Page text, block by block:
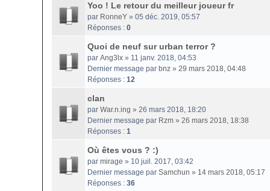
Yoo ! Le retour du meilleur joueur fr
par RonneY » 05 déc. 2019, 05:57
Réponses : 0
Quoi de neuf sur urban terror ?
par Ang3lx » 11 janv. 2018, 04:53
Dernier message par bnz » 29 mars 2018, 04:48
Réponses : 12
clan
par War.n.ing » 26 mars 2018, 18:20
Dernier message par Rzm » 26 mars 2018, 18:38
Réponses : 1
Où êtes vous ? :)
par mirage » 10 juil. 2017, 03:42
Dernier message par Samchun » 14 mars 2018, 05:17
Réponses : 36